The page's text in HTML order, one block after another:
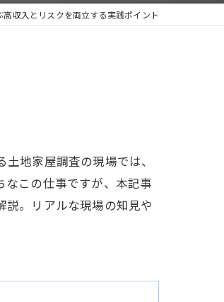
収入とリスクを両立する実践ポイント
地家屋調査の現場では、
この仕事ですが、本記事
。リアルな現場の知見や